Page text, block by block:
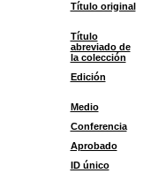
Título original
Título
abreviado de
la colección
Edición
Medio
Conferencia
Aprobado
ID único